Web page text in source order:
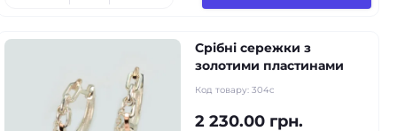
Срібні сережки з
золотими пластинами
Код товару: 304c
2 230.00 грн.